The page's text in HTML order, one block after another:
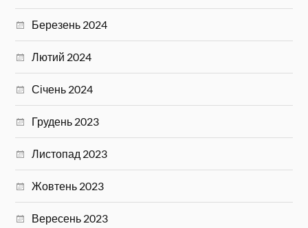
Березень 2024
Лютий 2024
Січень 2024
Грудень 2023
Листопад 2023
Жовтень 2023
Вересень 2023